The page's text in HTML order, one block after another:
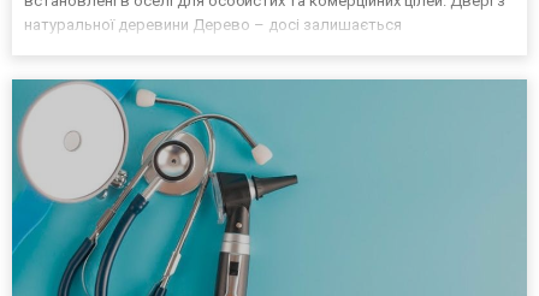
натуральної деревини Дерево – досі залишається